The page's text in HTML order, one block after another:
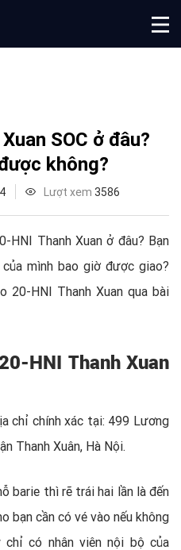
SOC ở đâu?
không?
Lượt xem 3586
HNI Thanh Xuan ở đâu? Bạn
mình bao giờ được giao?
20-HNI Thanh Xuan qua bài
HNI Thanh Xuan
chỉ chính xác tại: 499 Lương
Thanh Xuân, Hà Nội.
barie thì rẽ trái hai lần là đến
bạn cần có vé vào nếu không
có nhân viên nội bộ của